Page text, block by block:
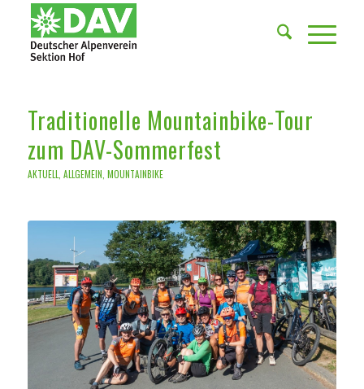
Traditionelle Mountainbike-Tour
zum DAV-Sommerfest
AKTUELL ALLGEMEIN MOUNTAINBIKE